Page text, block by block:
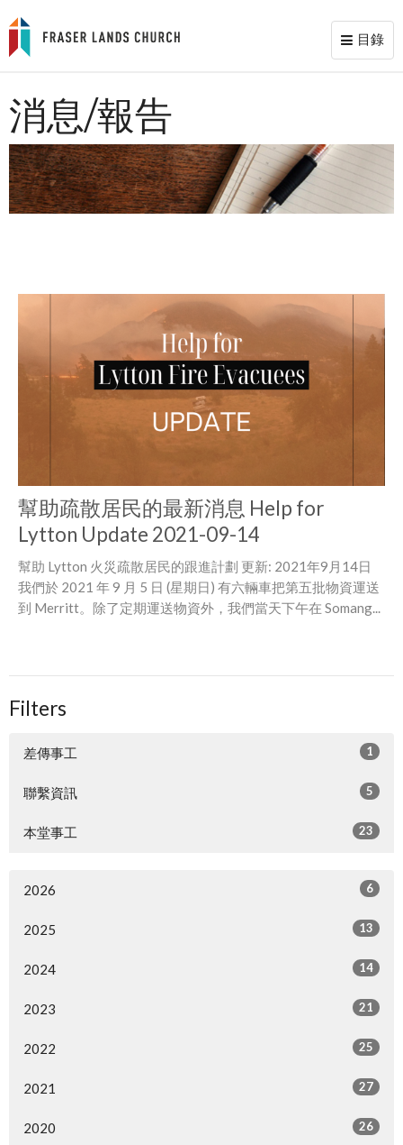
Toggle
目錄
消息/報告
幫助疏散居民的最新消息 Help for
Lytton Update 2021-09-14
幫助 Lytton 火災疏散居民的跟進計劃 更新: 2021年9月14日
我們於 2021 年 9 月 5 日 (星期日) 有六輛車把第五批物資運送
到 Merritt。除了定期運送物資外，我們當天下午在 Somang...
Filters
差傳事工 1
聯繫資訊 5
本堂事工 23
2026 6
2025 13
2024 14
2023 21
2022 25
2021 27
2020 26